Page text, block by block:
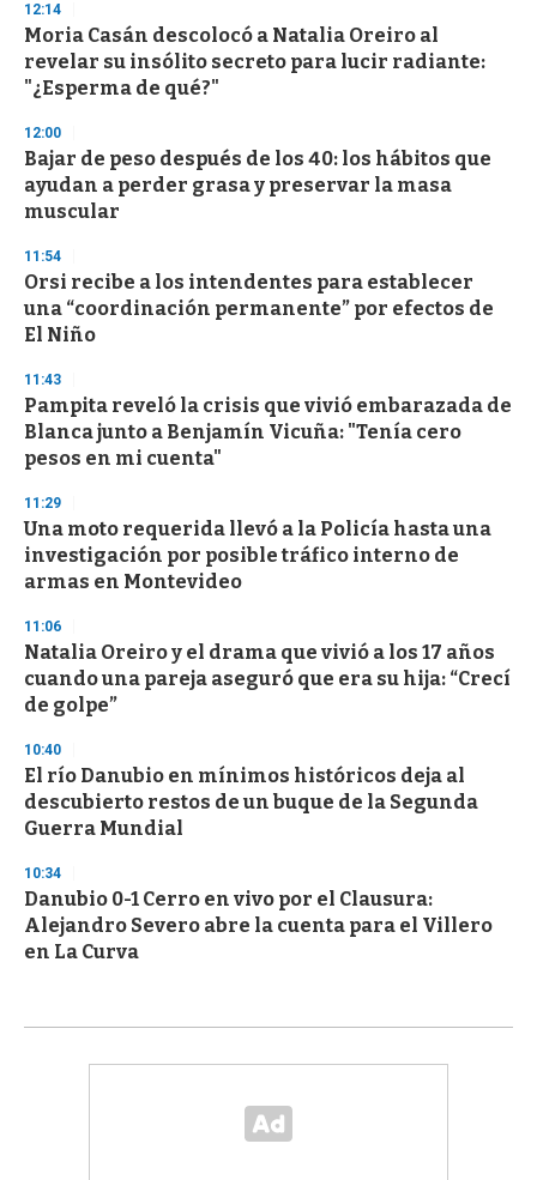
d
s
o
f
s
e
c
o
n
12:14
Moria Casán descolocó a Natalia Oreiro al
revelar su insólito secreto para lucir radiante:
"¿Esperma de qué?"
12:00
Bajar de peso después de los 40: los hábitos que
ayudan a perder grasa y preservar la masa
muscular
11:54
Orsi recibe a los intendentes para establecer
una “coordinación permanente” por efectos de
El Niño
11:43
Pampita reveló la crisis que vivió embarazada de
Blanca junto a Benjamín Vicuña: "Tenía cero
pesos en mi cuenta"
11:29
Una moto requerida llevó a la Policía hasta una
investigación por posible tráfico interno de
armas en Montevideo
11:06
Natalia Oreiro y el drama que vivió a los 17 años
cuando una pareja aseguró que era su hija: “Crecí
de golpe”
10:40
El río Danubio en mínimos históricos deja al
descubierto restos de un buque de la Segunda
Guerra Mundial
10:34
Danubio 0-1 Cerro en vivo por el Clausura:
Alejandro Severo abre la cuenta para el Villero
en La Curva